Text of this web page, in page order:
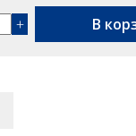
+ В